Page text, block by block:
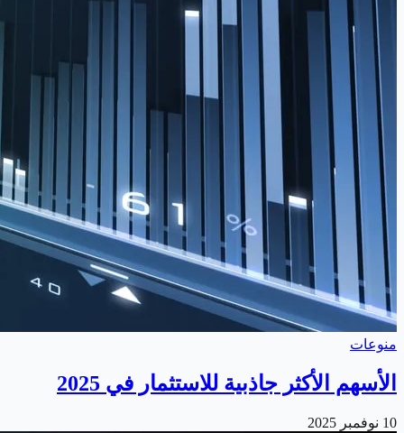
منوعات
الأسهم الأكثر جاذبية للاستثمار في 2025
10 نوفمبر 2025